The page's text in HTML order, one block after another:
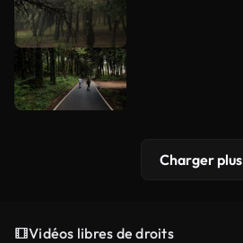
Charger plus
Vidéos libres de droits